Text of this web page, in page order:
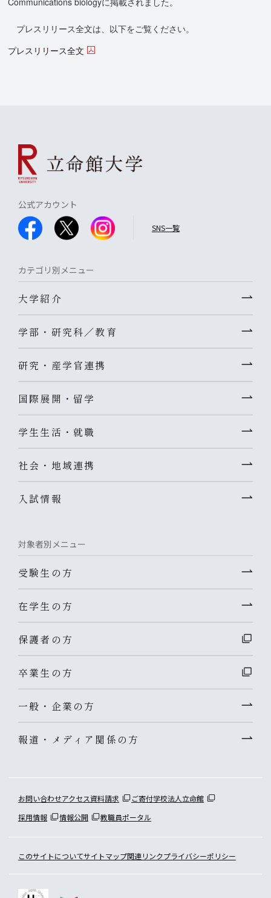
プレスリリース全文は、以下をご覧ください。
プレスリリース全文
公式アカウント
SNS一覧
カテゴリ別メニュー
大学紹介
学部・研究科／教育
研究・産学官連携
国際展開・留学
学生生活・就職
社会・地域連携
入試情報
対象者別メニュー
受験生の方
在学生の方
保護者の方
卒業生の方
一般・企業の方
報道・メディア関係の方
お問い合わせアクセス資料請求 ご寄付学校法人立命館
採用情報
情報公開 教職員ポータル
このサイトについてサイトマップ関連リンクプライバシーポリシー